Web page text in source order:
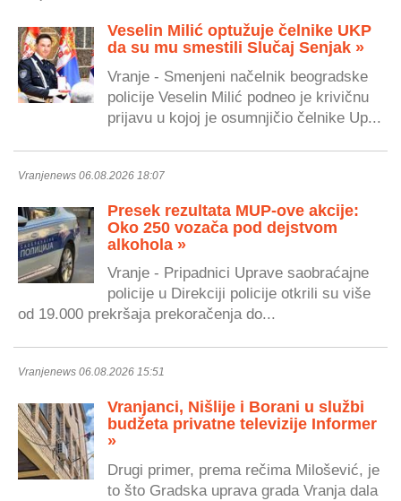
Veselin Milić optužuje čelnike UKP
da su mu smestili Slučaj Senjak »
Vranje - Smenjeni načelnik beogradske
policije Veselin Milić podneo je krivičnu
prijavu u kojoj je osumnjičio čelnike Up...
Vranjenews 06.08.2026 18:07
Presek rezultata MUP-ove akcije:
Oko 250 vozača pod dejstvom
alkohola »
Vranje - Pripadnici Uprave saobraćajne
policije u Direkciji policije otkrili su više
od 19.000 prekršaja prekoračenja do...
Vranjenews 06.08.2026 15:51
Vranjanci, Nišlije i Borani u službi
budžeta privatne televizije Informer
»
Drugi primer, prema rečima Milošević, je
to što Gradska uprava grada Vranja dala